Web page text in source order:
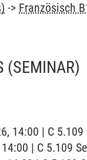
-> Französisch
(SEMINAR)
14:00 | C 5.109
| C 5.109